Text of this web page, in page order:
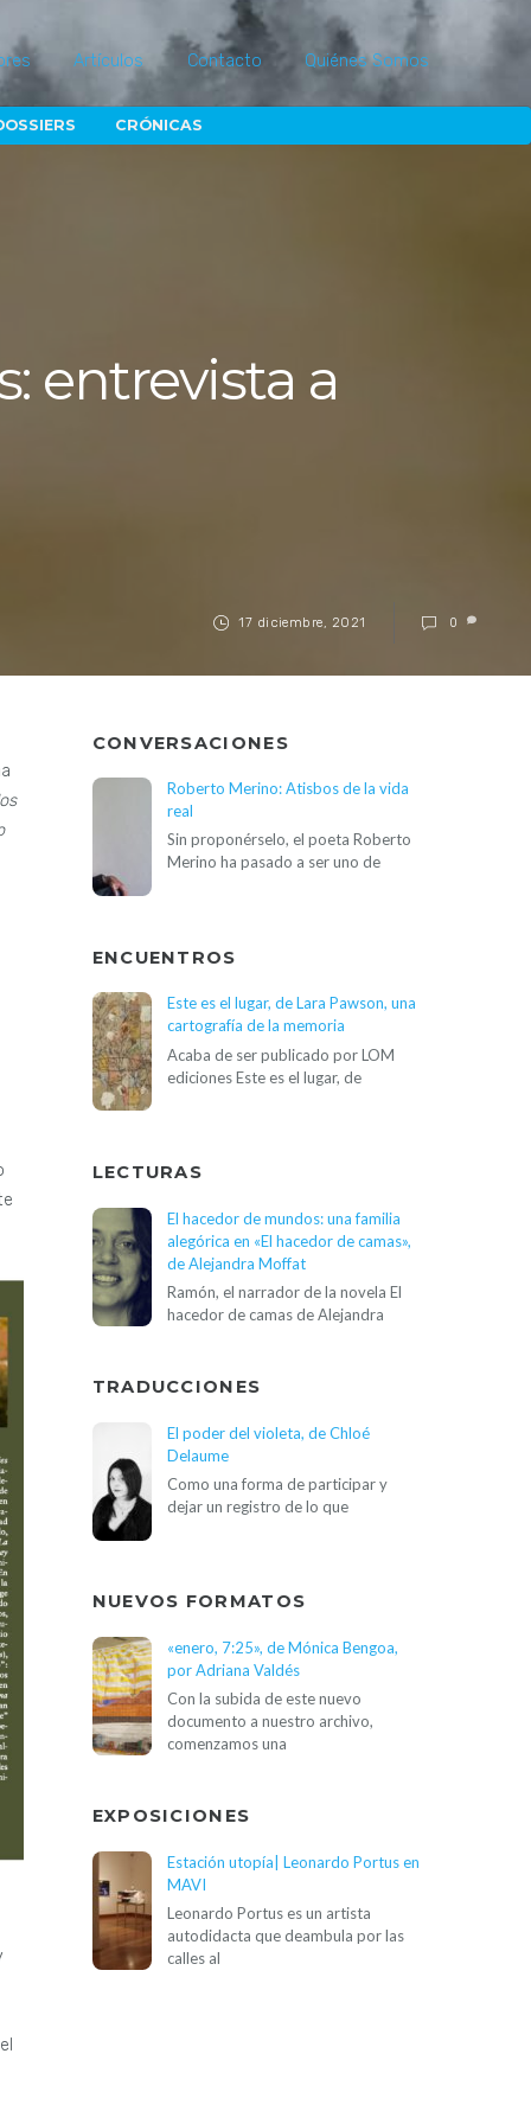
Artículos Contacto Quiénes Somos
CRÓNICAS
17 diciembre, 2021
entrevista a
0
CONVERSACIONES
Roberto Merino: Atisbos de la vida
real
Sin proponérselo, el poeta Roberto
Merino ha pasado a ser uno de
ENCUENTROS
Este es el lugar, de Lara Pawson, una
cartografía de la memoria
Acaba de ser publicado por LOM
ediciones Este es el lugar, de
LECTURAS
El hacedor de mundos: una familia
alegórica en «El hacedor de camas»,
de Alejandra Moffat
Ramón, el narrador de la novela El
hacedor de camas de Alejandra
TRADUCCIONES
El poder del violeta, de Chloé
Delaume
Como una forma de participar y
dejar un registro de lo que
NUEVOS FORMATOS
«enero, 7:25», de Mónica Bengoa,
por Adriana Valdés
Con la subida de este nuevo
documento a nuestro archivo,
comenzamos una
EXPOSICIONES
Estación utopía| Leonardo Portus en
MAVI
Leonardo Portus es un artista
autodidacta que deambula por las
calles al